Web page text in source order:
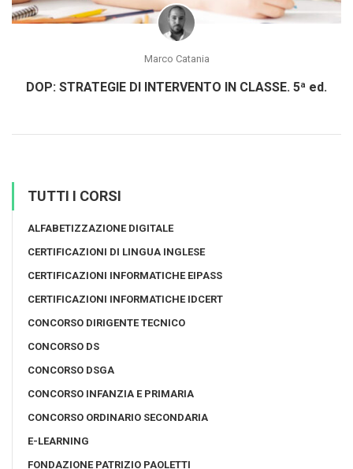
Marco Catania
DOP: STRATEGIE DI INTERVENTO IN CLASSE. 5ª ed.
TUTTI I CORSI
ALFABETIZZAZIONE DIGITALE
CERTIFICAZIONI DI LINGUA INGLESE
CERTIFICAZIONI INFORMATICHE EIPASS
CERTIFICAZIONI INFORMATICHE IDCERT
CONCORSO DIRIGENTE TECNICO
CONCORSO DS
CONCORSO DSGA
CONCORSO INFANZIA E PRIMARIA
CONCORSO ORDINARIO SECONDARIA
E-LEARNING
FONDAZIONE PATRIZIO PAOLETTI